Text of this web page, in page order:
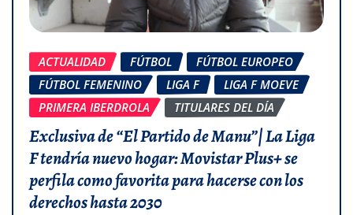
ACTUALIDAD FÚTBOL
FÚTBOL EUROPEO
FÚTBOL FEMENINO
LIGA F
LIGA F MOEVE
PRIMERA IBERDROLA
TITULARES DEL DÍA
Exclusiva de “El Partido de Manu”| La Liga
F tendría nuevo hogar: Movistar Plus+ se
perfila como favorita para hacerse con los
derechos hasta 2030